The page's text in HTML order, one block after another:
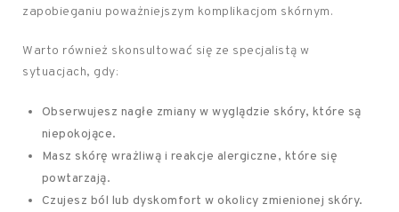
zapobieganiu poważniejszym komplikacjom skórnym.
Warto również skonsultować się ze specjalistą w
sytuacjach, gdy:
Obserwujesz nagłe zmiany w wyglądzie skóry, które są
niepokojące.
Masz skórę wrażliwą i reakcje alergiczne, które się
powtarzają.
Czujesz ból lub dyskomfort w okolicy zmienionej skóry.